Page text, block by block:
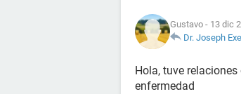
Gustavo - 13 dic
Dr. Joseph
Hola, tuve
enfermedad